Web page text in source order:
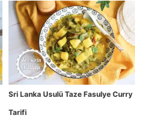
Sri Lanka Usulü Taze Fasulye Curry
Tarifi